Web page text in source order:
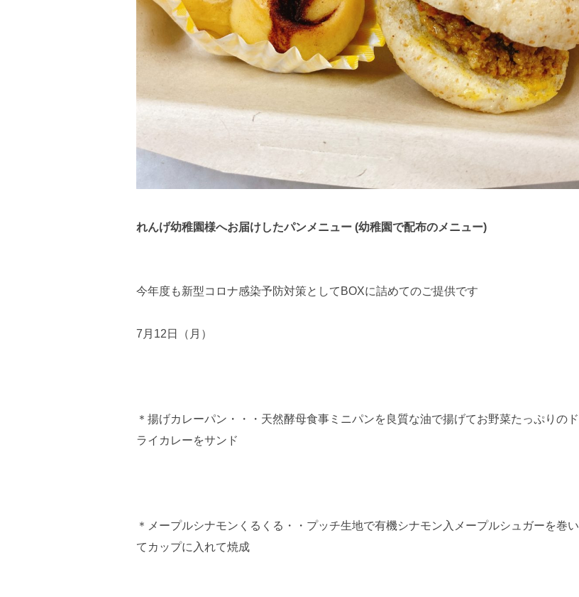
れんげ幼稚園様へお届けしたパンメニュー (幼稚園で配布のメニュー)
⁡今年度も新型コロナ感染予防対策としてBOXに詰めてのご提供です
7月12日（月）
＊揚げカレーパン・・・天然酵母食事ミニパンを良質な油で揚げてお野菜たっぷりのド
ライカレーをサンド
＊メープルシナモンくるくる・・プッチ生地で有機シナモン入メープルシュガーを巻い
てカップに入れて焼成